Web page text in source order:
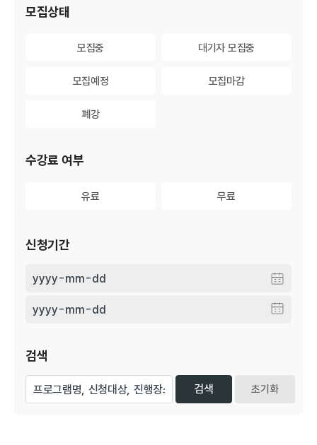
모집상태
모집중 대기자 모집중대기자 모집중
모집예정 모집마감
폐강
수강료 여부
유료 무료
신청기간
검색
초기화